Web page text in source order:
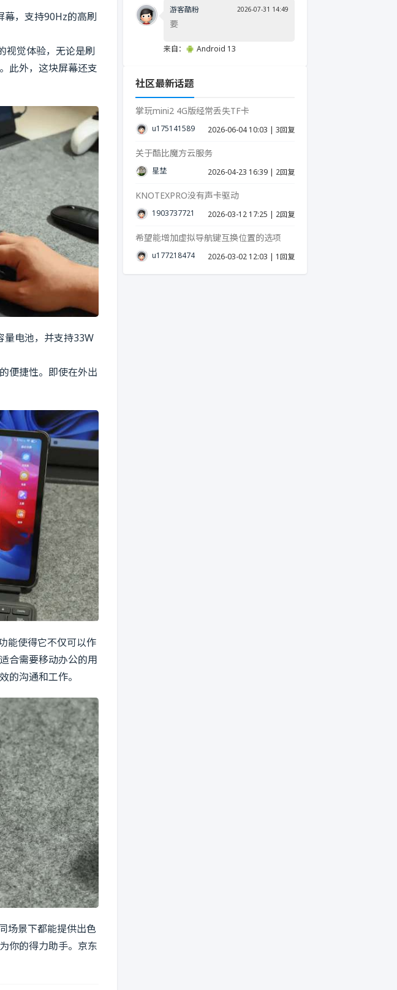
幕，支持90Hz的高刷
视觉体验，无论是刷
此外，这块屏幕还支
量电池，并支持33W
便捷性。即使在外出
能使得它不仅可以作
合需要移动办公的用
的沟通和工作。
场景下都能提供出色
你的得力助手。京东
游客酷粉 2026-07-31 14:49
要
来自： Android 13
社区最新话题
掌玩mini2 4G版经常丢失TF卡
u175141589392872026-06-04 10:03 | 3回复
关于酷比魔方云服务
星埜 2026-04-23 16:39 | 2回复
KNOTEXPRO没有声卡驱动
19037377215 2026-03-12 17:25 | 2回复
希望能增加虚拟导航键互换位置的选项
u177218474239862026-03-02 12:03 | 1回复